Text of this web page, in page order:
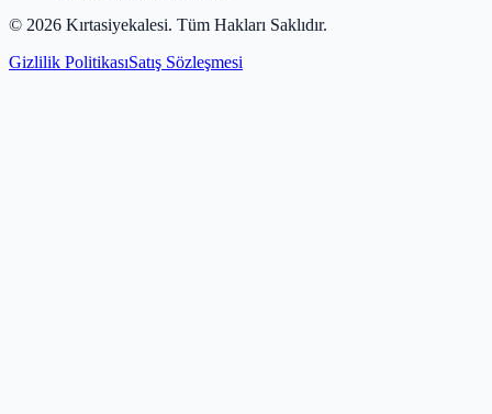
© 2026 Kırtasiyekalesi. Tüm Hakları Saklıdır.
Gizlilik PolitikasıSatış Sözleşmesi